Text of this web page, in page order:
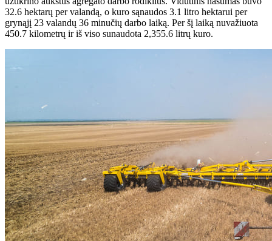
32.6 hektarų per valandą, o kuro sąnaudos 3.1 litro hektarui per
grynąjį 23 valandų 36 minučių darbo laiką. Per šį laiką nuvažiuota
450.7 kilometrų ir iš viso sunaudota 2,355.6 litrų kuro.